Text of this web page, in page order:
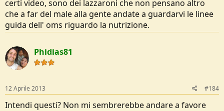
certi video, sono dei lazzaroni che non pensano altro
che a far del male alla gente andate a guardarvi le linee
guida dell' oms riguardo la nutrizione.
Phidias81
12 Aprile 2013 #184
Intendi questi? Non mi sembrerebbe andare a favore